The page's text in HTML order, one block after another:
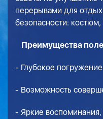
перерывами для
безопасности:
Преимущества
- Глубокое
- Возможность
- Яркие воспоминания,